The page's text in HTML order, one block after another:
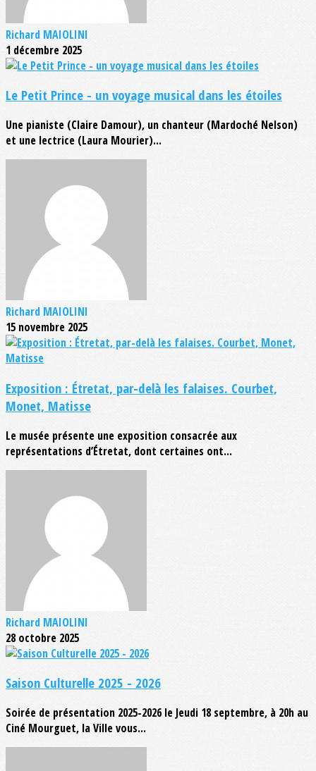
Richard MAIOLINI
1 décembre 2025
Le Petit Prince - un voyage musical dans les étoiles
Une pianiste (Claire Damour), un chanteur (Mardoché Nelson)
et une lectrice (Laura Mourier)...
Richard MAIOLINI
15 novembre 2025
Exposition : Étretat, par-delà les falaises. Courbet,
Monet, Matisse
Le musée présente une exposition consacrée aux
représentations d’Étretat, dont certaines ont...
Richard MAIOLINI
28 octobre 2025
Saison Culturelle 2025 - 2026
Soirée de présentation 2025-2026 le Jeudi 18 septembre, à 20h au
Ciné Mourguet, la Ville vous...